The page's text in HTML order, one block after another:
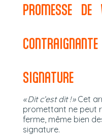
PROMESSE
SIGNATURE
« Dit c’est dit ! »Cet
promettant ne peut
ferme, même bien
signature.